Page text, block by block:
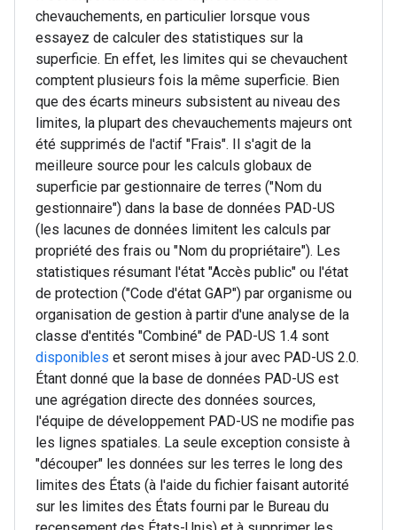
chevauchements, en particulier lorsque vous
essayez de calculer des statistiques sur la
superficie. En effet, les limites qui se chevauchent
comptent plusieurs fois la même superficie. Bien
que des écarts mineurs subsistent au niveau des
limites, la plupart des chevauchements majeurs ont
été supprimés de l'actif "Frais". Il s'agit de la
meilleure source pour les calculs globaux de
superficie par gestionnaire de terres ("Nom du
gestionnaire") dans la base de données PAD-US
(les lacunes de données limitent les calculs par
propriété des frais ou "Nom du propriétaire"). Les
statistiques résumant l'état "Accès public" ou l'état
de protection ("Code d'état GAP") par organisme ou
organisation de gestion à partir d'une analyse de la
classe d'entités "Combiné" de PAD-US 1.4 sont
disponibles et seront mises à jour avec PAD-US 2.0.
Étant donné que la base de données PAD-US est
une agrégation directe des données sources,
l'équipe de développement PAD-US ne modifie pas
les lignes spatiales. La seule exception consiste à
"découper" les données sur les terres le long des
limites des États (à l'aide du fichier faisant autorité
sur les limites des États fourni par le Bureau du